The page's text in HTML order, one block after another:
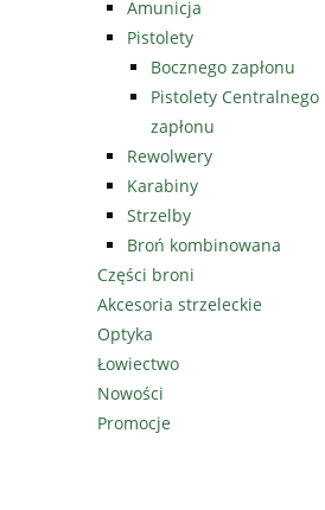
Amunicja
Pistolety
Bocznego zapłonu
Pistolety Centralnego
zapłonu
Rewolwery
Karabiny
Strzelby
Broń kombinowana
Części broni
Akcesoria strzeleckie
Optyka
Łowiectwo
Nowości
Promocje